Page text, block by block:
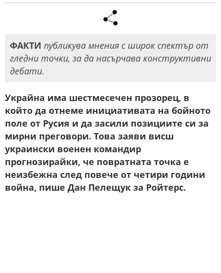
ФАКТИ публикува мнения с широк спектър от
гледни точки, за да насърчава конструктивни
дебати.
Украйна има шестмесечен прозорец, в
който да отнеме инициативата на бойното
поле от Русия и да засили позициите си за
мирни преговори. Това заяви висш
украински военен командир
прогнозирайки, че повратната точка е
неизбежна след повече от четири години
война, пише Дан Пелещук за Ройтерс.